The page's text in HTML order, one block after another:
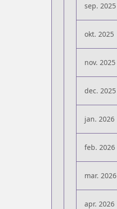
sep. 2025
okt. 2025
nov. 2025
dec. 2025
jan. 2026
feb. 2026
mar. 2026
apr. 2026